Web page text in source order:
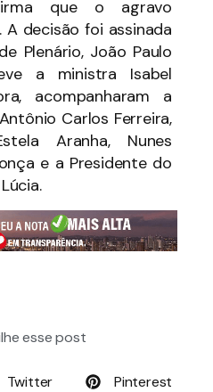
que o agravo
decisão foi assinada
Plenário, João Paulo
a ministra Isabel
acompanharam a
Carlos Ferreira,
Aranha, Nunes
e a Presidente do
esse post
Twitter
Pinterest